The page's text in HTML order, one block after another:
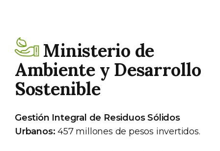
Ministerio de
Ambiente y Desarrollo
Sostenible
Gestión Integral de Residuos Sólidos
Urbanos: 457 millones de pesos invertidos.